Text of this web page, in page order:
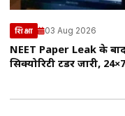
शिक्षा 03 Aug 2026
NEET Paper Leak के
सिक्योरिटी टेंडर जारी,